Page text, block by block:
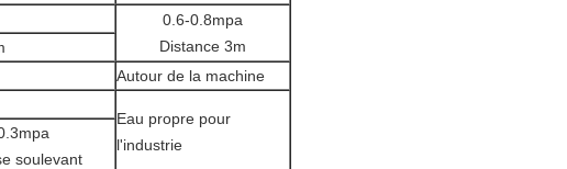
0.6-0.8mpa
Distance 3m
Autour de la machine
Eau propre pour
l'industrie
soulevant